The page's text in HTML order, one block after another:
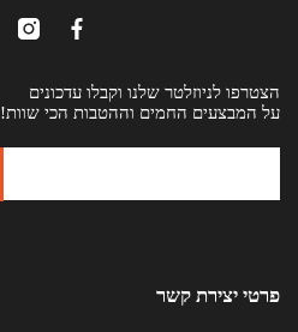
הצטרפו לניוזלטר שלנו וקבלו עדכונים
על המבצעים החמים וההטבות הכי שוות!
פרטי יצירת קשר